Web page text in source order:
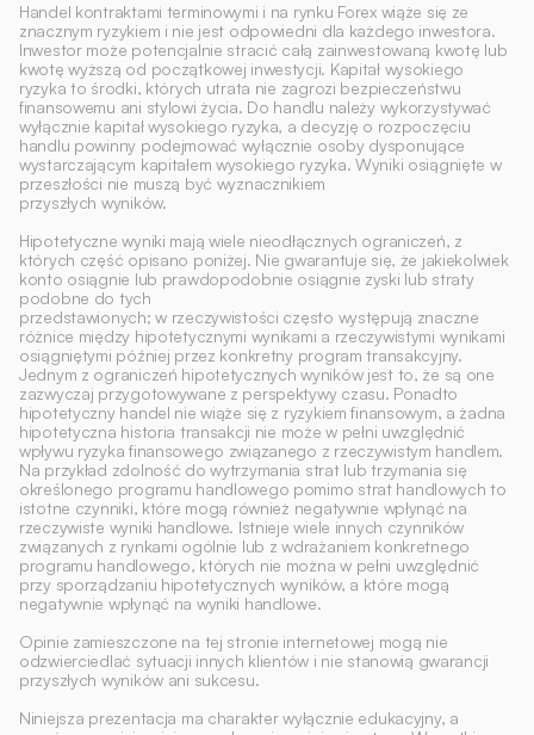
Handel kontraktami terminowymi i na rynku Forex wiąże się ze
znacznym ryzykiem i nie jest odpowiedni dla każdego inwestora.
Inwestor może potencjalnie stracić całą zainwestowaną kwotę lub
kwotę wyższą od początkowej inwestycji. Kapitał wysokiego
ryzyka to środki, których utrata nie zagrozi bezpieczeństwu
finansowemu ani stylowi życia. Do handlu należy wykorzystywać
wyłącznie kapitał wysokiego ryzyka, a decyzję o rozpoczęciu
handlu powinny podejmować wyłącznie osoby dysponujące
wystarczającym kapitałem wysokiego ryzyka. Wyniki osiągnięte w
przeszłości nie muszą być wyznacznikiem
przyszłych wyników.
Hipotetyczne wyniki mają wiele nieodłącznych ograniczeń, z
których część opisano poniżej. Nie gwarantuje się, że jakiekolwiek
konto osiągnie lub prawdopodobnie osiągnie zyski lub straty
podobne do tych
przedstawionych; w rzeczywistości często występują znaczne
różnice między hipotetycznymi wynikami a rzeczywistymi wynikami
osiągniętymi później przez konkretny program transakcyjny.
Jednym z ograniczeń hipotetycznych wyników jest to, że są one
zazwyczaj przygotowywane z perspektywy czasu. Ponadto
hipotetyczny handel nie wiąże się z ryzykiem finansowym, a żadna
hipotetyczna historia transakcji nie może w pełni uwzględnić
wpływu ryzyka finansowego związanego z rzeczywistym handlem.
Na przykład zdolność do wytrzymania strat lub trzymania się
określonego programu handlowego pomimo strat handlowych to
istotne czynniki, które mogą również negatywnie wpłynąć na
rzeczywiste wyniki handlowe. Istnieje wiele innych czynników
związanych z rynkami ogólnie lub z wdrażaniem konkretnego
programu handlowego, których nie można w pełni uwzględnić
przy sporządzaniu hipotetycznych wyników, a które mogą
negatywnie wpłynąć na wyniki handlowe.
Opinie zamieszczone na tej stronie internetowej mogą nie
odzwierciedlać sytuacji innych klientów i nie stanowią gwarancji
przyszłych wyników ani sukcesu.
Niniejsza prezentacja ma charakter wyłącznie edukacyjny, a